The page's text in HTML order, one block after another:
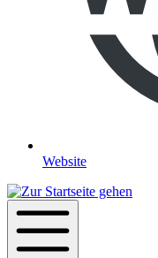
Website